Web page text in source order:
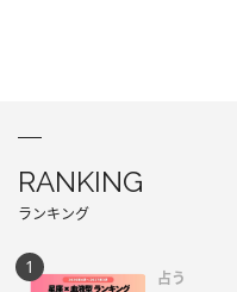
RANKING
ランキング
占う